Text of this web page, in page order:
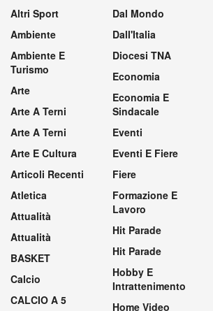
Altri Sport
Ambiente
Ambiente E
Turismo
Arte
Arte A Terni
Arte A Terni
Arte E Cultura
Articoli Recenti
Atletica
Attualità
Attualità
BASKET
Calcio
CALCIO A 5
Dal Mondo
Dall'Italia
Diocesi TNA
Economia
Economia E
Sindacale
Eventi
Eventi E Fiere
Fiere
Formazione E
Lavoro
Hit Parade
Hit Parade
Hobby E
Intrattenimento
Home Video